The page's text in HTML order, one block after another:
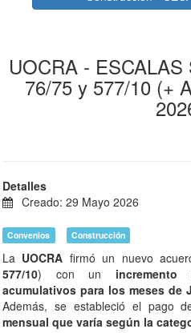
UOCRA -
76/75 y 577/10 (+
Detalles
Creado: 29 Mayo 2026
Convenios Construcción
La UOCRA firmó un nuevo
577/10) con un
acumulativos para los meses de
Además, se estableció el pago
mensual que varía según la